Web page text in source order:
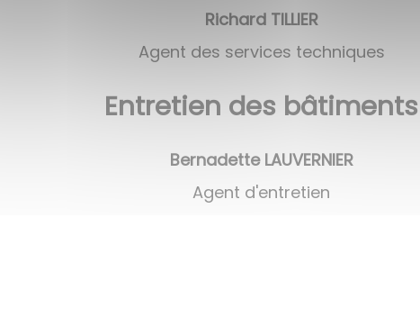
Richard TILLIER
Agent des services techniques
Entretien des bâtiments
Bernadette LAUVERNIER
Agent d'entretien